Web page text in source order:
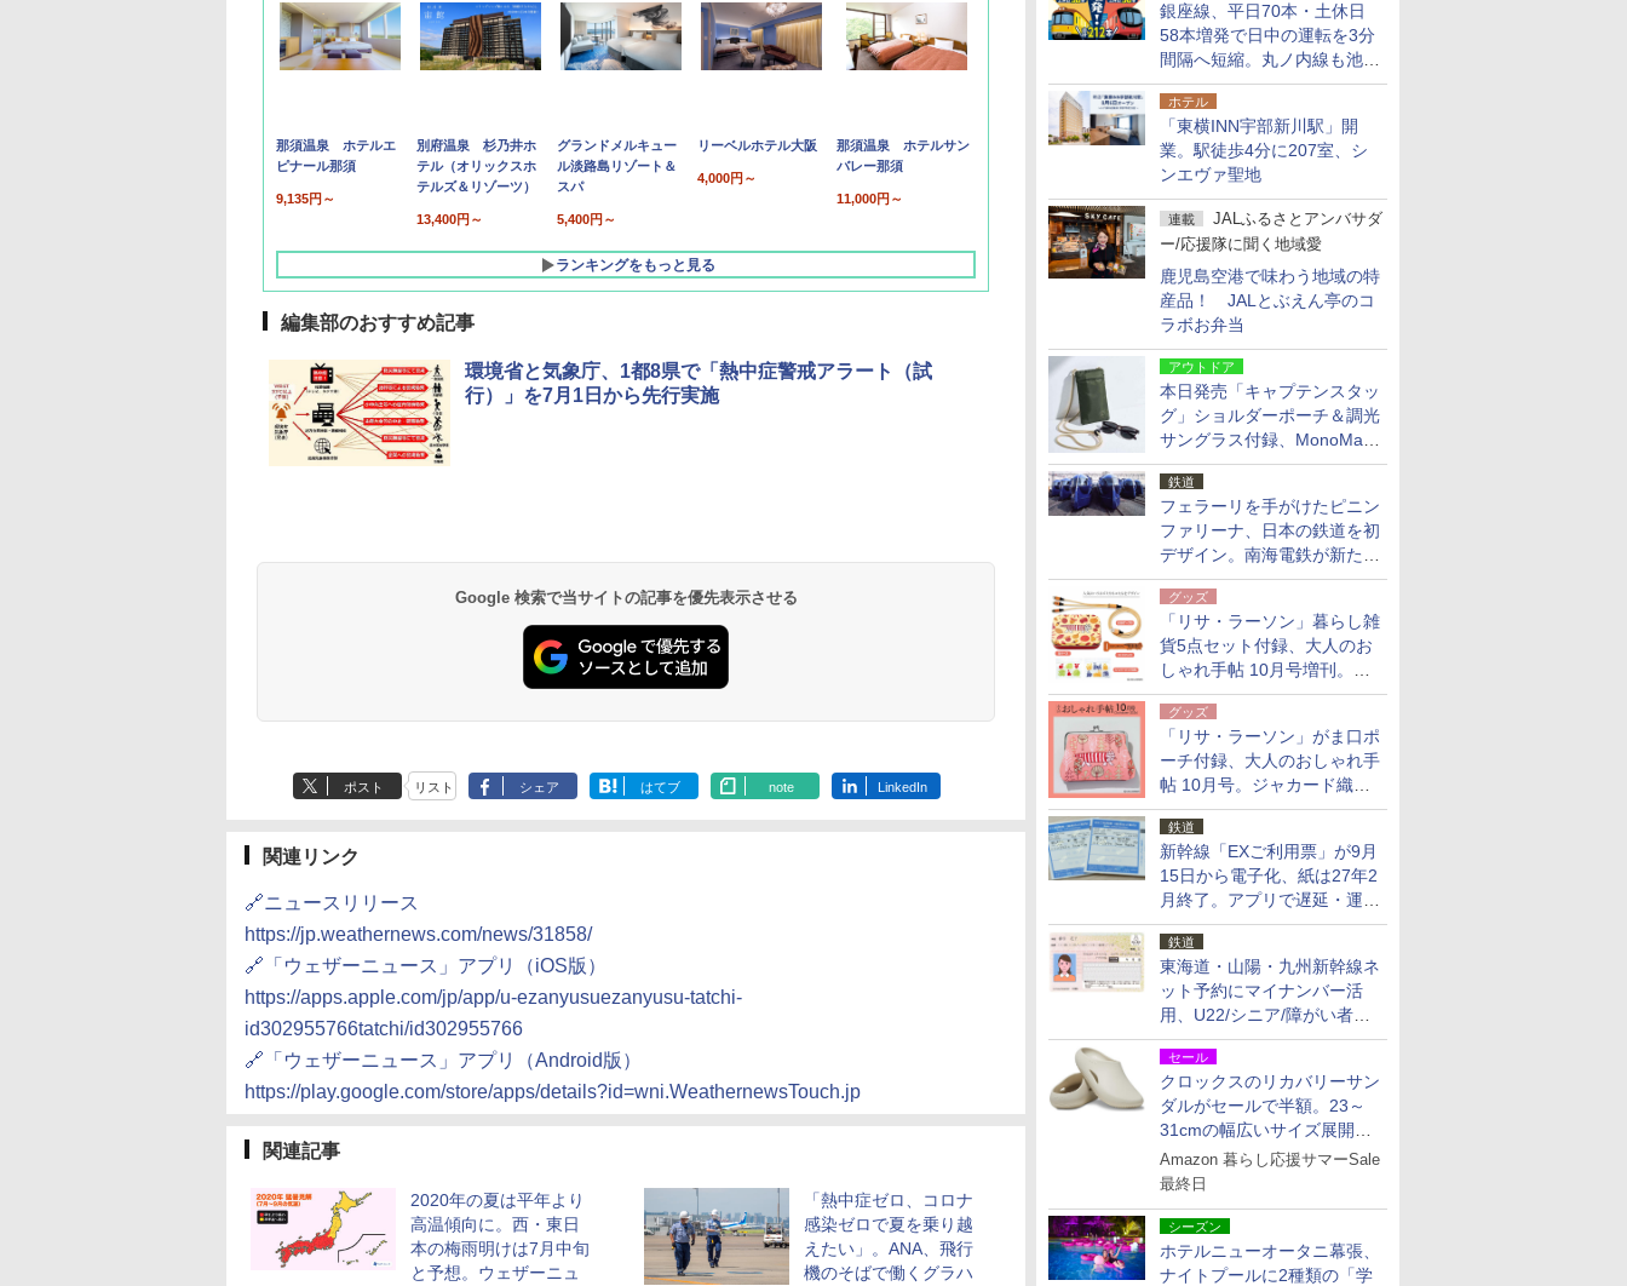
銀座線、平日70本・土休日
58本増発で日中の運転を3分
間隔へ短縮。丸ノ内線も池袋
～中野坂上を4分間隔に
ホテル
「東横INN宇部新川駅」開
業。駅徒歩4分に207室、シ
ンエヴァ聖地
連載
JALふるさとアンバサダ
ー/応援隊に聞く地域愛
鹿児島空港で味わう地域の特
産品！ JALとぶえん亭のコ
ラボお弁当
アウトドア
本日発売「キャプテンスタッ
グ」ショルダーポーチ＆調光
サングラス付録、MonoMax
9月号増刊
鉄道
フェラーリを手がけたピニン
ファリーナ、日本の鉄道を初
デザイン。南海電鉄が新たな
「空港特急」をなにわ筋線へ
導入
グッズ
「リサ・ラーソン」暮らし雑
貨5点セット付録、大人のお
しゃれ手帖 10月号増刊。
USBケーブルや缶ケースなど
グッズ
「リサ・ラーソン」がま口ポ
ーチ付録、大人のおしゃれ手
帖 10月号。ジャカード織の
北欧猫デザイン
鉄道
新幹線「EXご利用票」が9月
15日から電子化、紙は27年2
月終了。アプリで遅延・運休
も確認可能に
鉄道
東海道・山陽・九州新幹線ネ
ット予約にマイナンバー活
用、U22/シニア/障がい者割
を9月15日から発売
セール
クロックスのリカバリーサン
ダルがセールで半額。23～
31cmの幅広いサイズ展開、
独自のクッション素材を採用
Amazon 暮らし応援サマーSale
最終日
シーズン
ホテルニューオータニ幕張、
ナイトプールに2種類の「学
那須温泉 ホテルエ
ピナール那須
9,135円～
別府温泉 杉乃井ホ
テル（オリックスホ
テルズ＆リゾーツ）
13,400円～
グランドメルキュー
ル淡路島リゾート＆
スパ
5,400円～
リーベルホテル大阪
4,000円～
那須温泉 ホテルサン
バレー那須
11,000円～
ランキングをもっと見る
10,450円～
19,541円～
7,950円～
5,758円～
編集部のおすすめ記事
環境省と気象庁、1都8県で「熱中症警戒アラート（試
行）」を7月1日から先行実施
Google 検索で当サイトの記事を優先表示させる
ポスト リスト シェア はてブ note LinkedIn
関連リンク
🔗ニュースリリース
https://jp.weathernews.com/news/31858/
🔗「ウェザーニュース」アプリ（iOS版）
https://apps.apple.com/jp/app/u-ezanyusuezanyusu-tatchi-
id302955766tatchi/id302955766
🔗「ウェザーニュース」アプリ（Android版）
https://play.google.com/store/apps/details?id=wni.WeathernewsTouch.jp
関連記事
2020年の夏は平年より
高温傾向に。西・東日
本の梅雨明けは7月中旬
と予想。ウェザーニュ
「熱中症ゼロ、コロナ
感染ゼロで夏を乗り越
えたい」。ANA、飛行
機のそばで働くグラハ